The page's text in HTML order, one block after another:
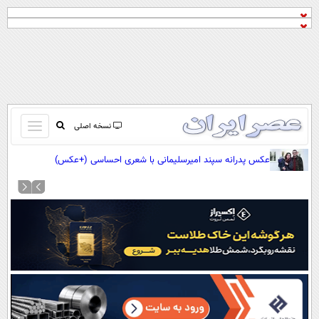
نسخه اصلی
باز
و
کردن
منو
صفحه اول
نظرسنجی
آب و هوا
سواد زندگی
عکس پدرانه سپند امیرسلیمانی با شعری احساسی (+عکس)